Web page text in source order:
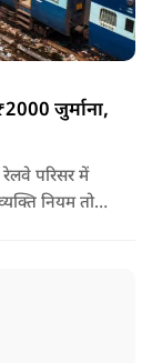
जुर्माना,
परिसर में
नियम तोड़ते